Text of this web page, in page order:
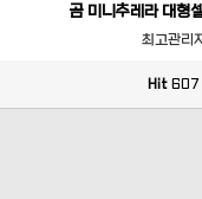
곰 미니추레라 대형
최고관리
Hit 607